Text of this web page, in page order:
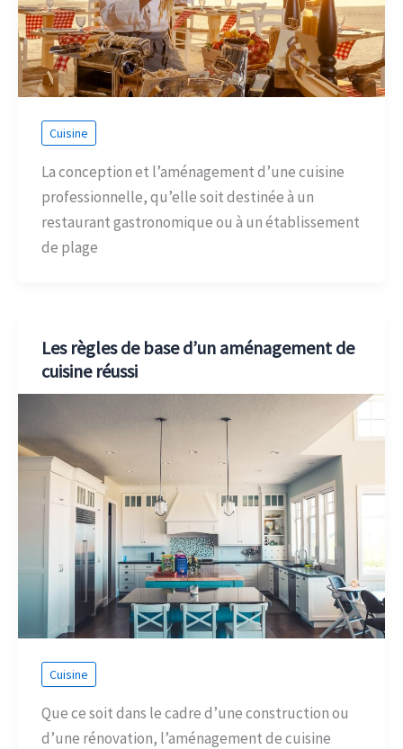
Cuisine
La conception et l’aménagement d’une cuisine
professionnelle, qu’elle soit destinée à un
restaurant gastronomique ou à un établissement
de plage
Les règles de base d’un aménagement de
cuisine réussi
Cuisine
Que ce soit dans le cadre d’une construction ou
d’une rénovation, l’aménagement de cuisine